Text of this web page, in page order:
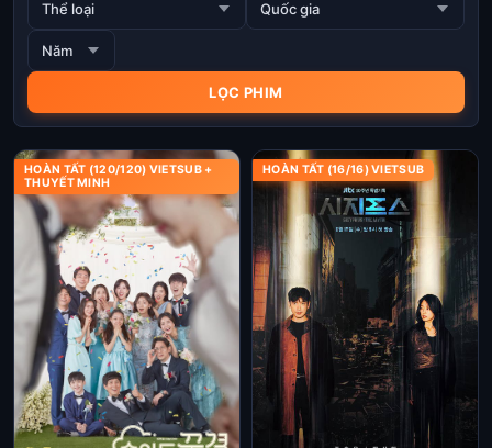
HOÀN TẤT (120/120) VIETSUB +
THUYẾT MINH
HOÀN TẤT (16/16) VIETSUB